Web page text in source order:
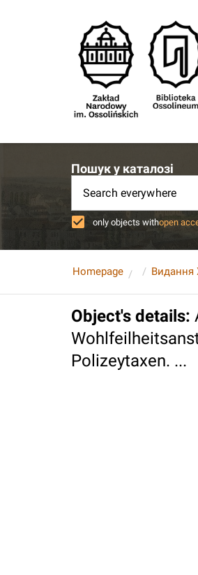
Пошук у каталозі
Search everywhere
only objects withopen
Homepage Видання
Object's details:
Polizeytaxen. ...